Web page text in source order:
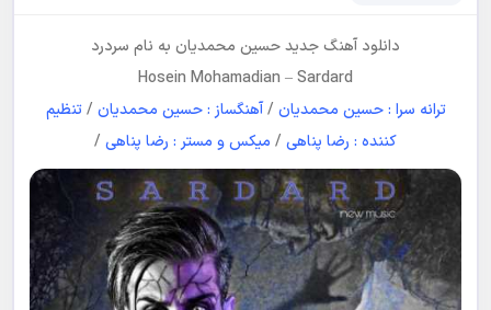
دانلود آهنگ جدیدحسین محمدیان به نام سردرد
Hosein Mohamadian –Sardard
ترانه سرا : حسین محمدیان /آهنگساز : حسین محمدیان /تنظیم
کننده : رضا پناهی / میکس و مستر : رضا پناهی /